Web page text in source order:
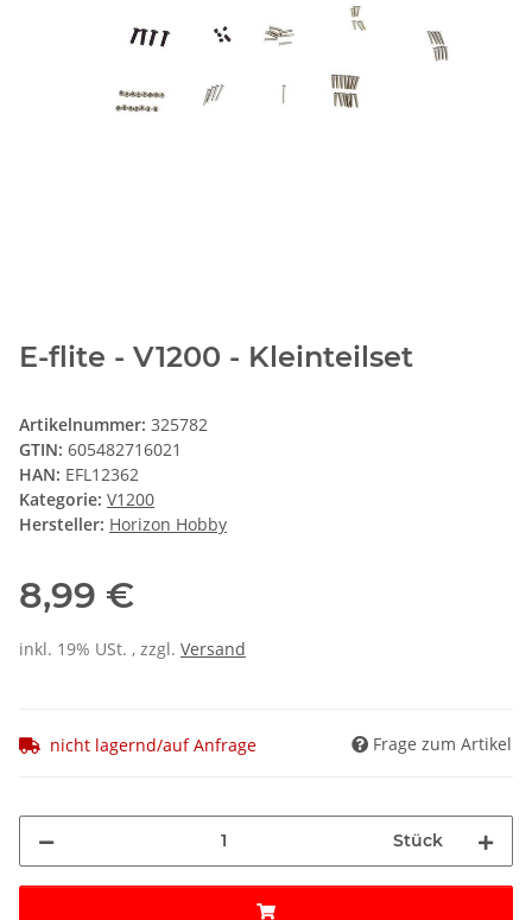
E-flite - V1200 - Kleinteilset
Artikelnummer: 325782
GTIN: 605482716021
HAN: EFL12362
Kategorie: V1200
Hersteller: Horizon Hobby
8,99 €
inkl. 19% USt. , zzgl. Versand
nicht lagernd/auf Anfrage Frage zum Artikel
Stück